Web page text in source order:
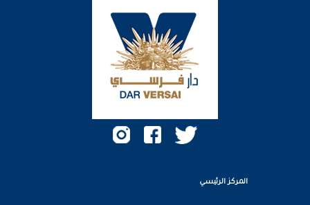
المركز الرئيسي